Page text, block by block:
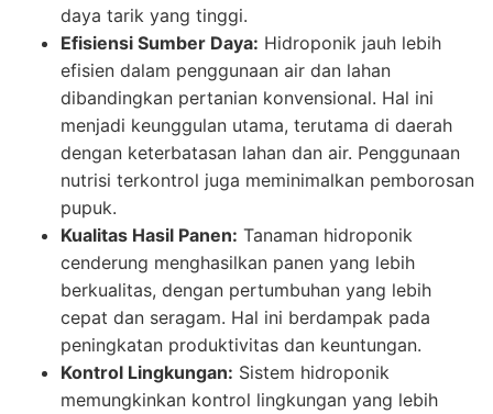
daya tarik yang tinggi.
Efisiensi Sumber Daya: Hidroponik jauh lebih
efisien dalam penggunaan air dan lahan
dibandingkan pertanian konvensional. Hal ini
menjadi keunggulan utama, terutama di daerah
dengan keterbatasan lahan dan air. Penggunaan
nutrisi terkontrol juga meminimalkan pemborosan
pupuk.
Kualitas Hasil Panen: Tanaman hidroponik
cenderung menghasilkan panen yang lebih
berkualitas, dengan pertumbuhan yang lebih
cepat dan seragam. Hal ini berdampak pada
peningkatan produktivitas dan keuntungan.
Kontrol Lingkungan: Sistem hidroponik
memungkinkan kontrol lingkungan yang lebih